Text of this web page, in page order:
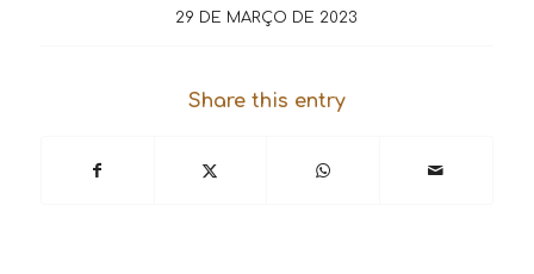
29 DE MARÇO DE 2023
Share this entry